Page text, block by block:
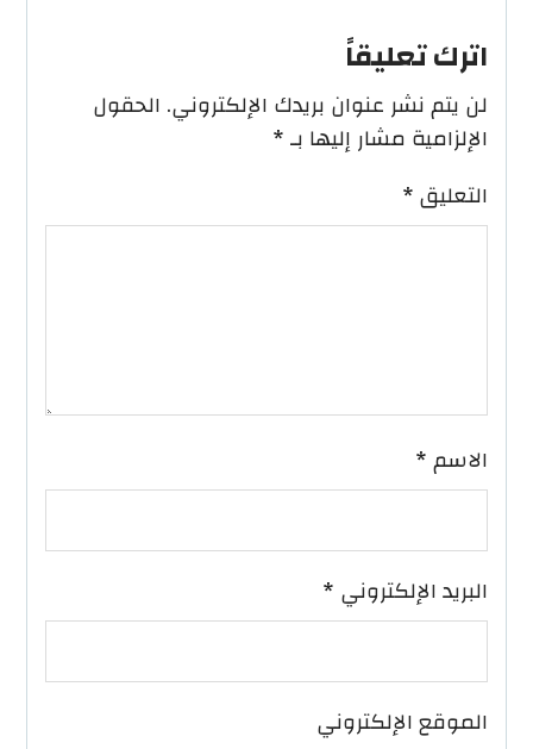
اترك تعليقاً
لن يتم نشر عنوان بريدك الإلكتروني. الحقول
الإلزامية مشار إليها بـ*
التعليق*
الاسم*
البريد الإلكتروني *
الموقع الإلكتروني